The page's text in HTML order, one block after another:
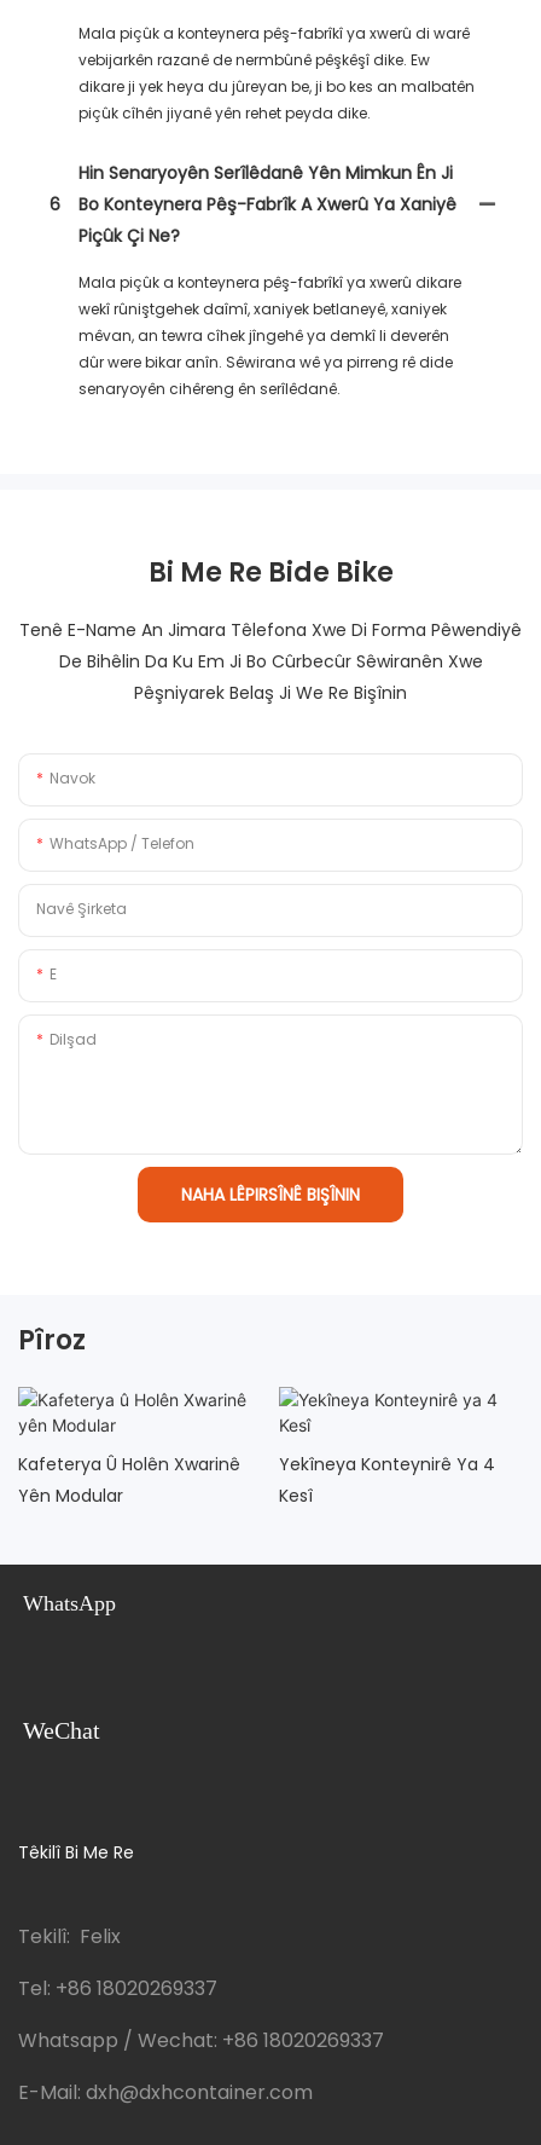
Mala piçûk a konteynera pêş-fabrîkî ya xwerû di warê
vebijarkên razanê de nermbûnê pêşkêşî dike. Ew
dikare ji yek heya du jûreyan be, ji bo kes an malbatên
piçûk cîhên jiyanê yên rehet peyda dike.
6
Hin Senaryoyên Serîlêdanê Yên Mimkun Ên Ji
Bo Konteynera Pêş-Fabrîk A Xwerû Ya Xaniyê
Piçûk Çi Ne?
Mala piçûk a konteynera pêş-fabrîkî ya xwerû dikare
wekî rûniştgehek daîmî, xaniyek betlaneyê, xaniyek
mêvan, an tewra cîhek jîngehê ya demkî li deverên
dûr were bikar anîn. Sêwirana wê ya pirreng rê dide
senaryoyên cihêreng ên serîlêdanê.
Bi Me Re Bide Bike
Tenê E-Name An Jimara Têlefona Xwe Di Forma Pêwendiyê
De Bihêlin Da Ku Em Ji Bo Cûrbecûr Sêwiranên Xwe
Pêşniyarek Belaş Ji We Re Bişînin
Navok
WhatsApp / Telefon
Navê Şirketa
E
Dilşad
NAHA LÊPIRSÎNÊ BIŞÎNIN
Pîroz
Kafeterya Û Holên Xwarinê
Yên Modular
Yekîneya Konteynirê Ya 4
Kesî
WhatsApp
WeChat
Têkilî Bi Me Re
Tekilî: Felix
Tel: +86 18020269337
Whatsapp / Wechat: +86 18020269337
E-Mail: dxh@dxhcontainer.com